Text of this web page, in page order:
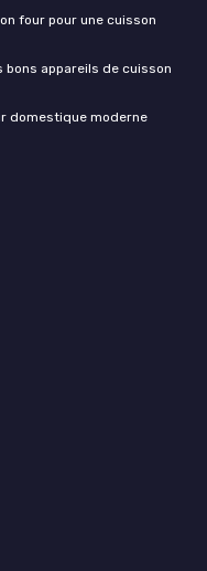
four pour une cuisson
bons appareils de cuisson
domestique moderne